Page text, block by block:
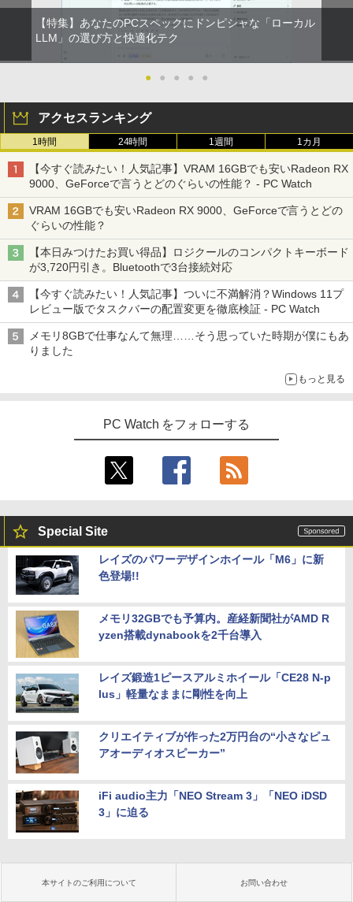
【特集】あなたのPCスペックにドンピシャな「ローカル
LLM」の選び方と快適化テク
● ● ● ● ●
アクセスランキング
1時間 24時間 1週間 1カ月
【今すぐ読みたい！人気記事】VRAM 16GBでも安いRadeon RX
9000、GeForceで言うとどのぐらいの性能？ - PC Watch
VRAM 16GBでも安いRadeon RX 9000、GeForceで言うとどの
ぐらいの性能？
【本日みつけたお買い得品】ロジクールのコンパクトキーボード
が3,720円引き。Bluetoothで3台接続対応
【今すぐ読みたい！人気記事】ついに不満解消？Windows 11プ
レビュー版でタスクバーの配置変更を徹底検証 - PC Watch
メモリ8GBで仕事なんて無理……そう思っていた時期が僕にもあ
りました
もっと見る
PC Watch をフォローする
Special Site
レイズのパワーデザインホイール「M6」に新
色登場!!
メモリ32GBでも予算内。産経新聞社がAMD R
yzen搭載dynabookを2千台導入
レイズ鍛造1ピースアルミホイール「CE28 N-p
lus」軽量なままに剛性を向上
クリエイティブが作った2万円台の“小さなピュ
アオーディオスピーカー”
iFi audio主力「NEO Stream 3」「NEO iDSD
3」に迫る
本サイトのご利用について お問い合わせ